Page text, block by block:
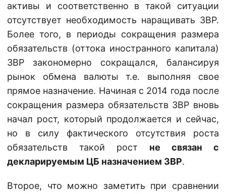
активы и соответственно в такой ситуации
отсутствует необходимость наращивать ЗВР.
Более того, в периоды сокращения размера
обязательств (оттока иностранного капитала)
ЗВР закономерно сокращался, балансируя
рынок обмена валюты т.е. выполняя свое
прямое назначение. Начиная с 2014 года после
сокращения размера обязательств ЗВР вновь
начал рост, который продолжается и сейчас,
но в силу фактического отсутствия роста
обязательств такой рост не связан с
декларируемым ЦБ назначением ЗВР.
Второе, что можно заметить при сравнении